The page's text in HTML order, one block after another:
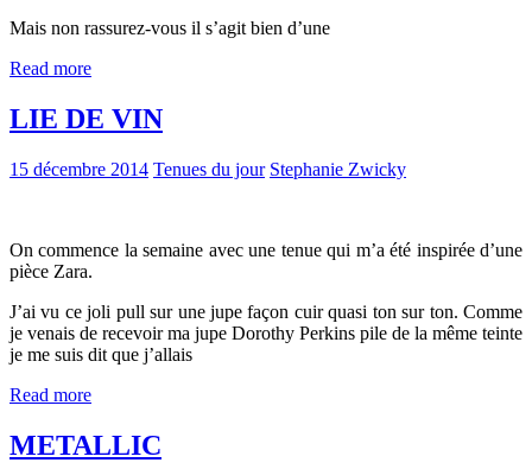
Mais non rassurez-vous il s’agit bien d’une
Read more
LIE DE VIN
15 décembre 2014 Tenues du jour Stephanie Zwicky
On commence la semaine avec une tenue qui m’a été inspirée d’une
pièce Zara.
J’ai vu ce joli pull sur une jupe façon cuir quasi ton sur ton. Comme
je venais de recevoir ma jupe Dorothy Perkins pile de la même teinte
je me suis dit que j’allais
Read more
METALLIC